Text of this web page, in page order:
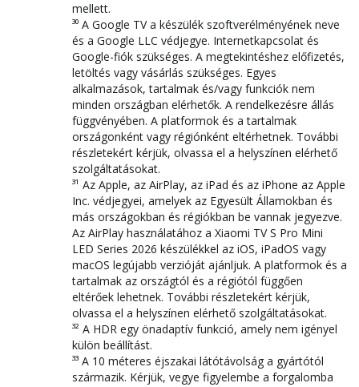
mellett.
³⁰ A Google TV a készülék szoftverélményének neve
és a Google LLC védjegye. Internetkapcsolat és
Google-fiók szükséges. A megtekintéshez előfizetés,
letöltés vagy vásárlás szükséges. Egyes
alkalmazások, tartalmak és/vagy funkciók nem
minden országban elérhetők. A rendelkezésre állás
függvényében. A platformok és a tartalmak
országonként vagy régiónként eltérhetnek. További
részletekért kérjük, olvassa el a helyszínen elérhető
szolgáltatásokat.
³¹ Az Apple, az AirPlay, az iPad és az iPhone az Apple
Inc. védjegyei, amelyek az Egyesült Államokban és
más országokban és régiókban be vannak jegyezve.
Az AirPlay használatához a Xiaomi TV S Pro Mini
LED Series 2026 készülékkel az iOS, iPadOS vagy
macOS legújabb verzióját ajánljuk. A platformok és a
tartalmak az országtól és a régiótól függően
eltérőek lehetnek. További részletekért kérjük,
olvassa el a helyszínen elérhető szolgáltatásokat.
³² A HDR egy önadaptív funkció, amely nem igényel
külön beállítást.
³³ A 10 méteres éjszakai látótávolság a gyártótól
származik. Kérjük, vegye figyelembe a forgalomba